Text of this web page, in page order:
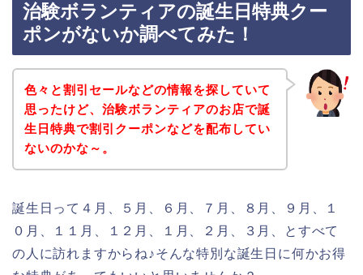
治験ボランティアの誕生日特典クー
ポンがないか調べてみた！
色々と割引セールなどの情報を探していて
思ったけど、治験ボランティアのお店で誕
生日特典で割引クーポンなどを配布してい
ないのかな～。
誕生日って４月、５月、６月、７月、８月、９月、１
０月、１１月、１２月、１月、２月、３月、とすべて
の人に訪れますからね♪そんな特別な誕生日に何かお得